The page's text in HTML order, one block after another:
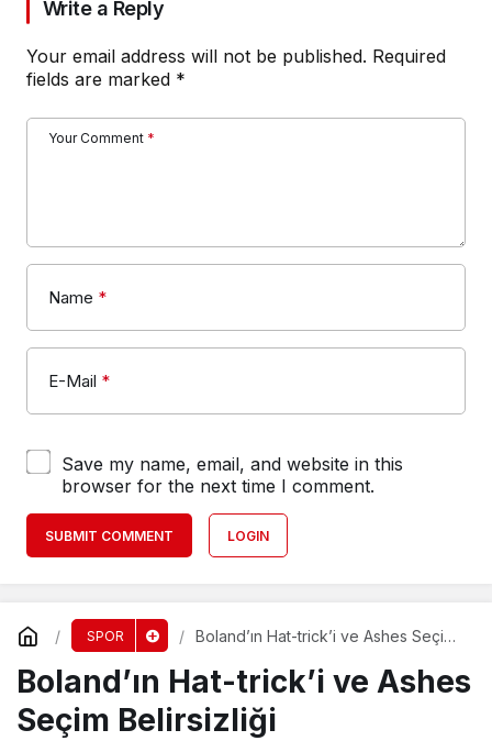
Write a Reply
Your email address will not be published. Required
fields are marked *
Your Comment *
Name *
E-Mail *
Save my name, email, and website in this
browser for the next time I comment.
SUBMIT COMMENT LOGIN
SPOR
Boland’ın Hat-trick’i ve Ashes Seçim
Boland’ın Hat-trick’i ve Ashes
Seçim Belirsizliği